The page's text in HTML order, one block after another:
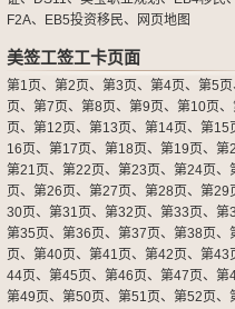
F2A、 EB5投资移民、 网页地图
美签工签工卡页面
第1页、 第2页、 第3页、 第4页、 第5页
页、 第7页、 第8页、 第9页、 第10页、
页、 第12页、 第13页、 第14页、 第15
16页、 第17页、 第18页、 第19页、 第
第21页、 第22页、 第23页、 第24页、
页、 第26页、 第27页、 第28页、 第29
30页、 第31页、 第32页、 第33页、 第
第35页、 第36页、 第37页、 第38页、
页、 第40页、 第41页、 第42页、 第43
44页、 第45页、 第46页、 第47页、 第
第49页、 第50页、 第51页、 第52页、